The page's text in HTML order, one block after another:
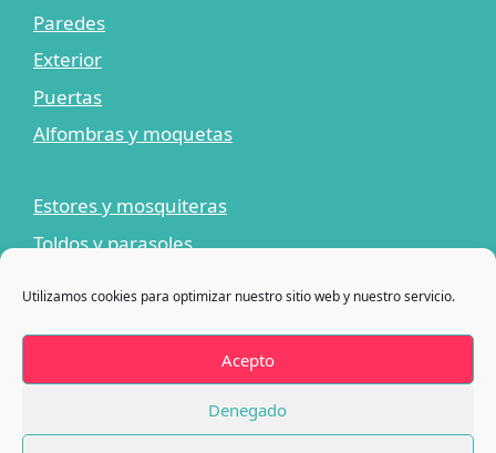
Utilizamos cookies para optimizar nuestro sitio web y nuestro servicio.
Acepto
Denegado
Paredes
Exterior
Puertas
Alfombras y moquetas
Estores y mosquiteras
Toldos y parasoles
Contacto